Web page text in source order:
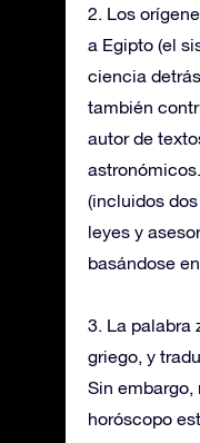
2. Los
a Egipto (el
ciencia
también
autor de
(incluidos
leyes y
basándose
3. La palabra
griego, y
Sin embargo,
horóscopo